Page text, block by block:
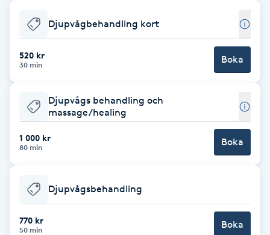
Babylights
Balayage
Barber
BIAB
Blowout
Djupvågbehandling kort
520 kr
30 min Boka
Djupvågs behandling och
massage/healing
1 000 kr
80 min Boka
Djupvågsbehandling
770 kr
50 min Boka